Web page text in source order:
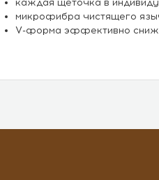
микрофибра чистящего
V-форма эффективно